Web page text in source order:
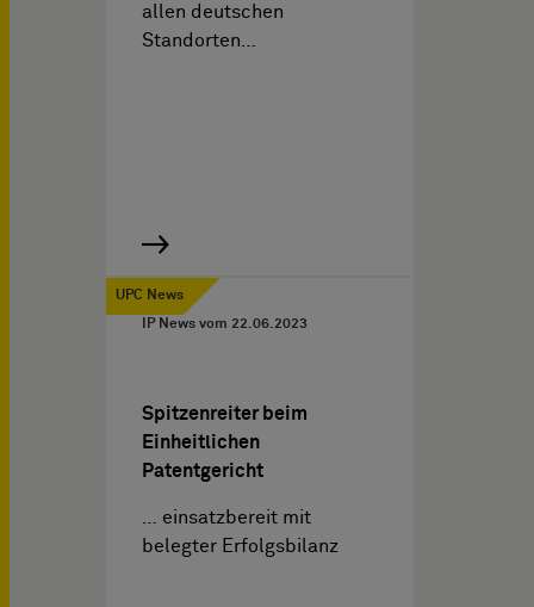
allen deutschen
Standorten…
UPC News
IP News vom 22.06.2023
Spitzenreiter beim
Einheitlichen
Patentgericht
… einsatzbereit mit
belegter Erfolgsbilanz